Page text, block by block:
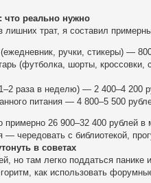
что реально нужно
лишних трат, я составил
ручки, стикеры) —
(футболка, шорты, кроссовки,
раза в неделю) — 2 400–4 200
питания — 4 800–5 500
примерно 26 900–32 400 рублей
— чередовать с библиотекой,
в советах
но там легко поддаться панике
как использовать